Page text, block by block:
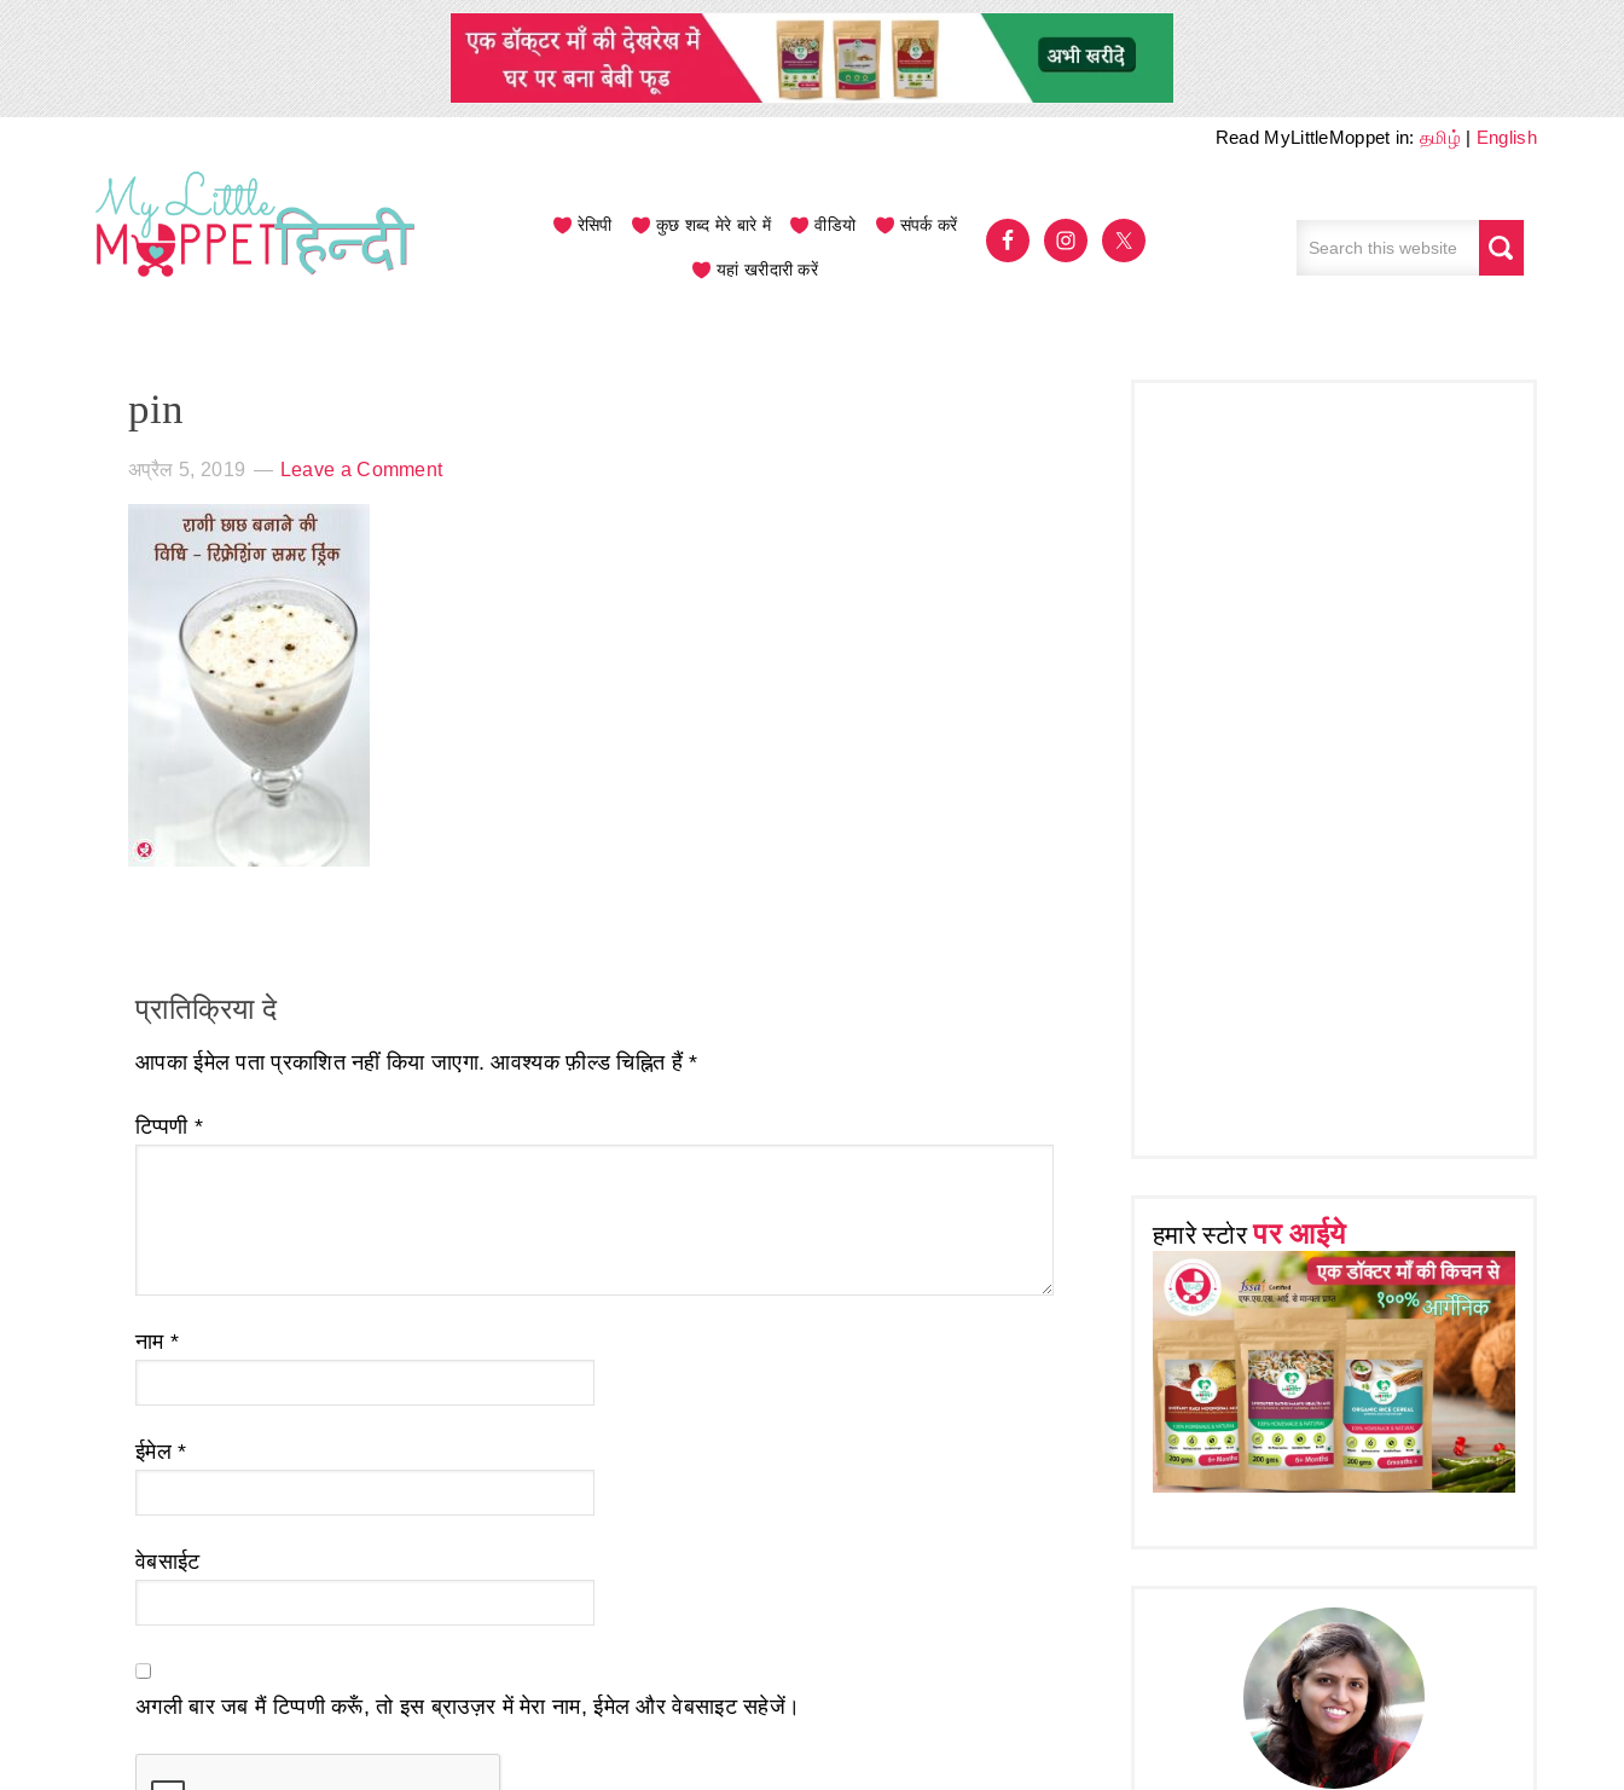
Read MyLittleMoppet in:தமிழ் | English
रेसिपी कुछ शब्द मेरे बारे में वीडियो संपर्क करें
यहां खरीदारी करें
pin
अप्रैल 5, 2019 Leave a Comment
प्रातिक्रिया दे
आपका ईमेल पता प्रकाशित नहीं किया जाएगा. आवश्यक फ़ील्ड चिह्नित हैं*
टिप्पणी *
नाम *
ईमेल*
वेबसाईट
अगली बार जब मैं टिप्पणी करूँ, तो इस ब्राउज़र में मेरा नाम, ईमेल और वेबसाइट सहेजें।
हमारे स्टोरपर आईये